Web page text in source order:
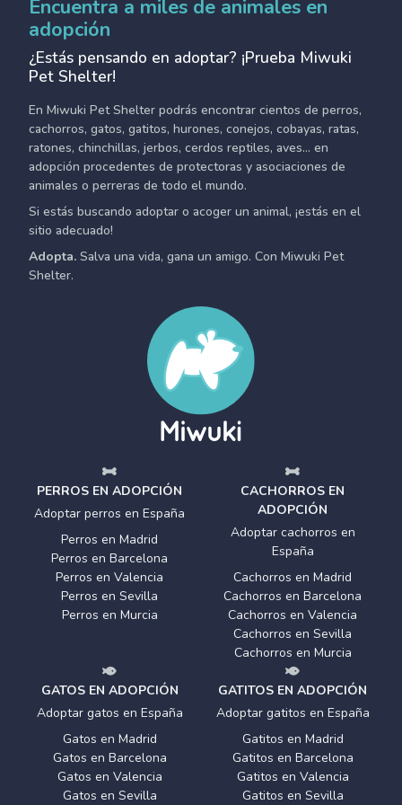
Encuentra a miles de animales en
adopción
¿Estás pensando en adoptar? ¡Prueba Miwuki
Pet Shelter!
En Miwuki Pet Shelter podrás encontrar cientos de perros,
cachorros, gatos, gatitos, hurones, conejos, cobayas, ratas,
ratones, chinchillas, jerbos, cerdos reptiles, aves... en
adopción procedentes de protectoras y asociaciones de
animales o perreras de todo el mundo.
Si estás buscando adoptar o acoger un animal, ¡estás en el
sitio adecuado!
Adopta. Salva una vida, gana un amigo. Con Miwuki Pet
Shelter.
PERROS EN ADOPCIÓN
Adoptar perros en España
Perros en Madrid
Perros en Barcelona
Perros en Valencia
Perros en Sevilla
Perros en Murcia
CACHORROS EN
ADOPCIÓN
Adoptar cachorros en
España
Cachorros en Madrid
Cachorros en Barcelona
Cachorros en Valencia
Cachorros en Sevilla
Cachorros en Murcia
GATOS EN ADOPCIÓN
Adoptar gatos en España
Gatos en Madrid
Gatos en Barcelona
Gatos en Valencia
Gatos en Sevilla
GATITOS EN ADOPCIÓN
Adoptar gatitos en España
Gatitos en Madrid
Gatitos en Barcelona
Gatitos en Valencia
Gatitos en Sevilla